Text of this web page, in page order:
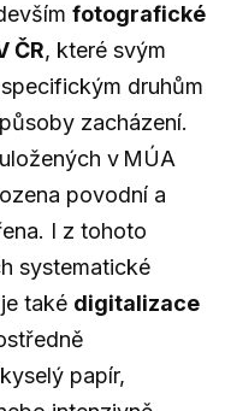
fotografické
ČR, které svým
druhům
zacházení.
v MÚA
povodní a
I z tohoto
systematické
také digitalizace
papír,